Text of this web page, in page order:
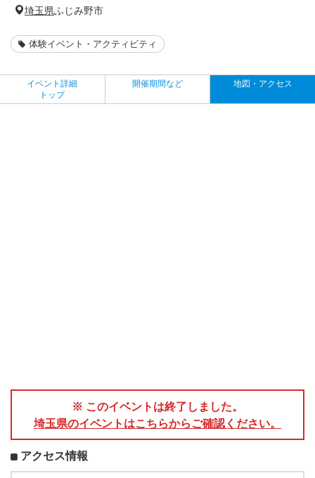
埼玉県ふじみ野市
体験イベント・アクティビティ
イベント詳細
トップ
開催期間など 地図・アクセス
※ このイベントは終了しました。
埼玉県のイベントはこちらからご確認ください。
アクセス情報